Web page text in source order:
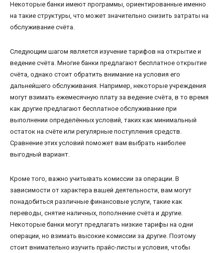
Некоторые банки имеют программы, ориентированные именно
на такие структуры, что может значительно снизить затраты на
обслуживание счёта.
Следующим шагом является изучение тарифов на открытие и
ведение счёта. Многие банки предлагают бесплатное открытие
счёта, однако стоит обратить внимание на условия его
дальнейшего обслуживания. Например, некоторые учреждения
могут взимать ежемесячную плату за ведение счёта, в то время
как другие предлагают бесплатное обслуживание при
выполнении определённых условий, таких как минимальный
остаток на счёте или регулярные поступления средств.
Сравнение этих условий поможет вам выбрать наиболее
выгодный вариант.
Кроме того, важно учитывать комиссии за операции. В
зависимости от характера вашей деятельности, вам могут
понадобиться различные финансовые услуги, такие как
переводы, снятие наличных, пополнение счёта и другие.
Некоторые банки могут предлагать низкие тарифы на одни
операции, но взимать высокие комиссии за другие. Поэтому
стоит внимательно изучить прайс-листы и условия, чтобы